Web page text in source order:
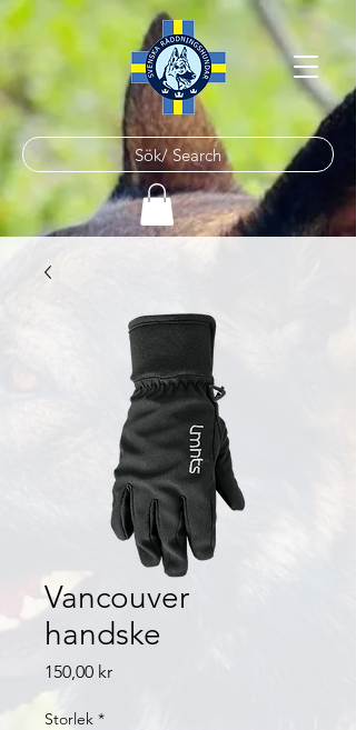
Sök/ Search
Vancouver
handske
150,00 krPris
Storlek *